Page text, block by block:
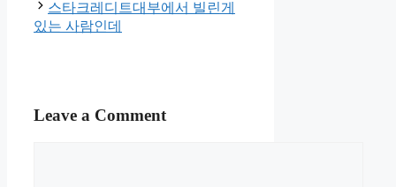
스타크레디트대부에서 빌린게
있는 사람인데
Leave a Comment